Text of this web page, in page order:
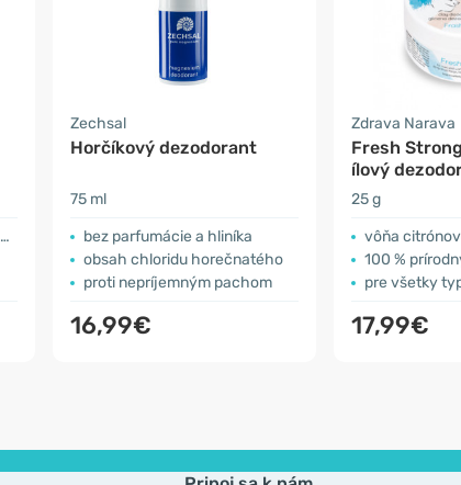
Zechsal
Horčíkový dezodorant
75 ml
bez parfumácie a hliníka
obsah chloridu horečnatého
proti nepríjemným pachom
16,99€
Zdrava Narava
Fresh
ílový
25 g
vôňa
100 %
pre všetky
17,99€